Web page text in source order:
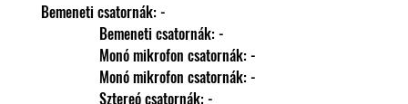
Bemeneti csatornák: -
                Bemeneti csatornák: -
                Monó mikrofon csatornák: -
                Monó mikrofon csatornák: -
                Sztereó csatornák: -